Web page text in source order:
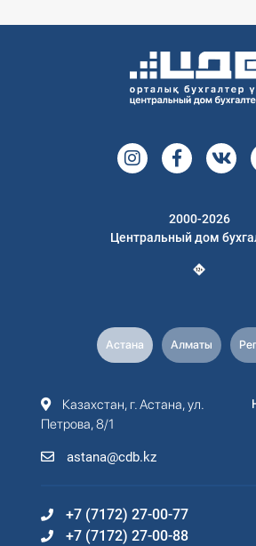
2000-2026
Центральный дом
Астана Алматы
Казахстан, г. Астана, ул.
Петрова, 8/1
astana@cdb.kz
+7 (7172) 27-00-77
+7 (7172) 27-00-88